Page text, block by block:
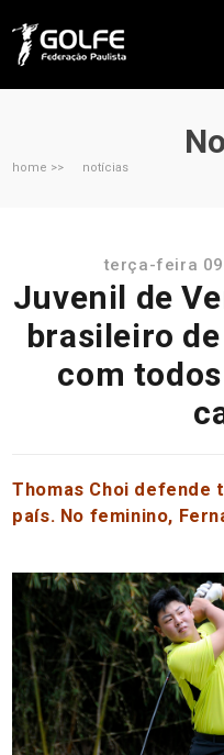
home >> notícias
terça-feira
Juvenil de
brasileiro
com
Thomas Choi
país. No feminino,